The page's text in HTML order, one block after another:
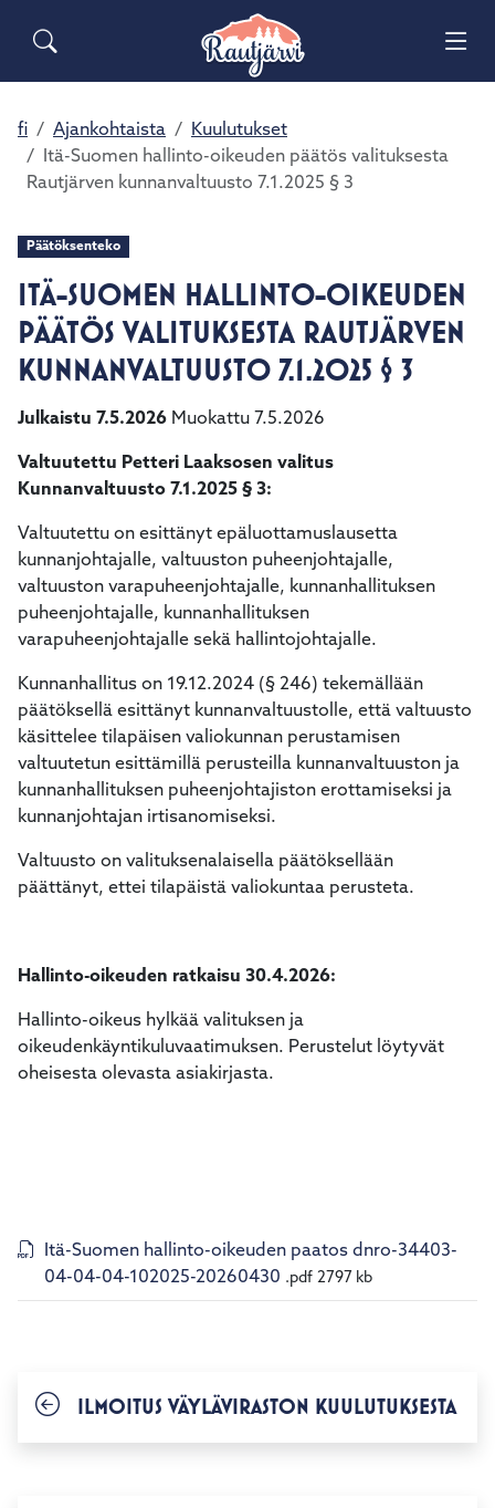
Siirry pääsisältöön Siirry päävalikkoon
Sähköiset lomakkeet
Haku
Asuminen ja ympäristö
Opetus ja kasvatus
Hyvinvointi ja terveys
Kulttuuri ja vapaa-aika
Kunta ja päätöksenteko
Elinvoima ja työ
fi Ajankohtaista
Kuulutukset
Itä-Suomen hallinto-oikeuden päätös valituksesta
Rautjärven kunnanvaltuusto 7.1.2025 § 3
Päätöksenteko
ITÄ-SUOMEN HALLINTO-OIKEUDEN
PÄÄTÖS VALITUKSESTA RAUTJÄRVEN
KUNNANVALTUUSTO 7.1.2025 § 3
Julkaistu 7.5.2026 Muokattu 7.5.2026
Valtuutettu Petteri Laaksosen valitus
Kunnanvaltuusto 7.1.2025 § 3:
Valtuutettu on esittänyt epäluottamuslausetta
kunnanjohtajalle, valtuuston puheenjohtajalle,
valtuuston varapuheenjohtajalle, kunnanhallituksen
puheenjohtajalle, kunnanhallituksen
varapuheenjohtajalle sekä hallintojohtajalle.
Kunnanhallitus on 19.12.2024 (§ 246) tekemällään
päätöksellä esittänyt kunnanvaltuustolle, että valtuusto
käsittelee tilapäisen valiokunnan perustamisen
valtuutetun esittämillä perusteilla kunnanvaltuuston ja
kunnanhallituksen puheenjohtajiston erottamiseksi ja
kunnanjohtajan irtisanomiseksi.
Valtuusto on valituksenalaisella päätöksellään
päättänyt, ettei tilapäistä valiokuntaa perusteta.
Hallinto-oikeuden ratkaisu 30.4.2026:
Hallinto-oikeus hylkää valituksen ja
oikeudenkäyntikuluvaatimuksen. Perustelut löytyvät
oheisesta olevasta asiakirjasta.
Itä-Suomen hallinto-oikeuden paatos dnro-34403-
04-04-04-102025-20260430 .pdf 2797 kb
ILMOITUS VÄYLÄVIRASTON KUULUTUKSESTA